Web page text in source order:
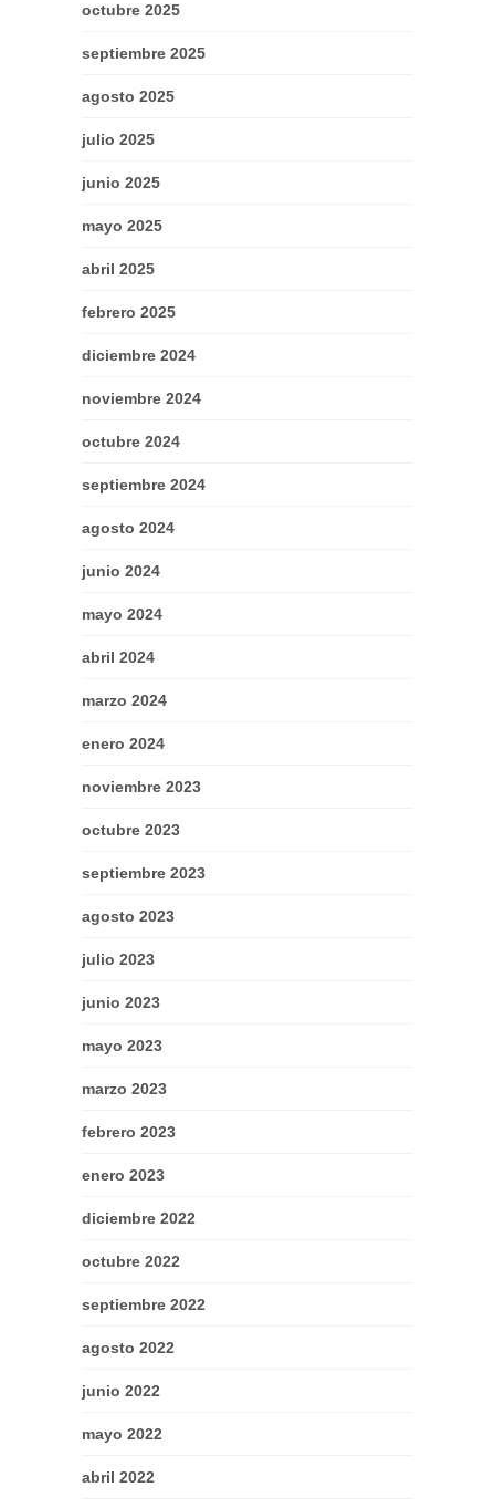
octubre 2025
septiembre 2025
agosto 2025
julio 2025
junio 2025
mayo 2025
abril 2025
febrero 2025
diciembre 2024
noviembre 2024
octubre 2024
septiembre 2024
agosto 2024
junio 2024
mayo 2024
abril 2024
marzo 2024
enero 2024
noviembre 2023
octubre 2023
septiembre 2023
agosto 2023
julio 2023
junio 2023
mayo 2023
marzo 2023
febrero 2023
enero 2023
diciembre 2022
octubre 2022
septiembre 2022
agosto 2022
junio 2022
mayo 2022
abril 2022